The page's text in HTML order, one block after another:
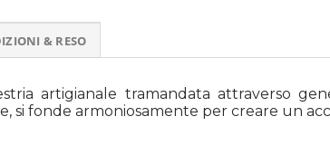
& RESO
artigianale tramandata attraverso
si fonde armoniosamente per creare un